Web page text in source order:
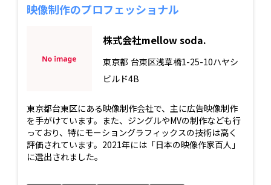
映像制作のプロフェッショナル
株式会社mellow soda.
東京都 台東区浅草橋1-25-10ハヤシ
ビルド4B
東京都台東区にある映像制作会社で、主に広告映像制作
を手がけています。また、ジングルやMVの制作なども行
っており、特にモーショングラフィックスの技術は高く
評価されています。2021年には「日本の映像作家百人」
に選出されました。